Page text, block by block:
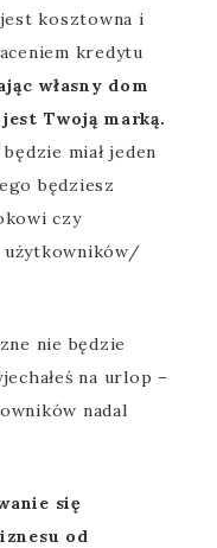
kosztowna i
kredytu
własny dom
Twoją marką.
miał jeden
będziesz
czy
użytkowników/
nie będzie
na urlop –
nadal
się
od